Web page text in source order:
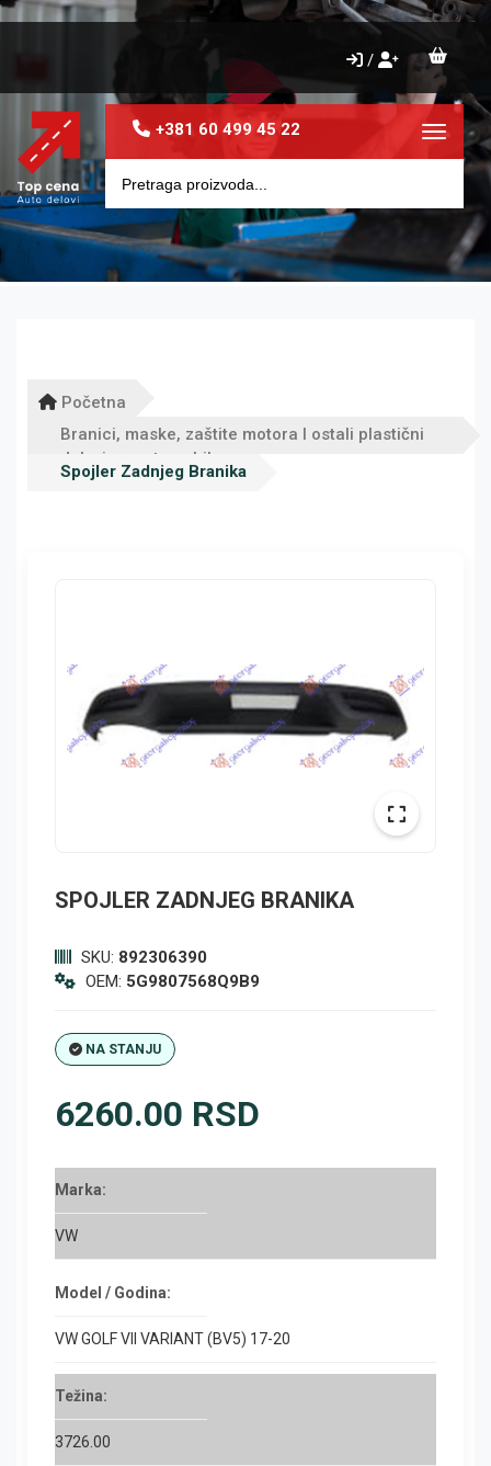
/
+381 60 499 45 22 Toggle
Početna
Branici, maske, zaštite motora I ostali plastični
delovi za automobile
Spojler Zadnjeg Branika
SPOJLER ZADNJEG BRANIKA
SKU: 892306390
OEM: 5G9807568Q9B9
NA STANJU
6260.00 RSD
Marka:
VW
Model / Godina:
VW GOLF VII VARIANT (BV5) 17-20
Težina:
3726.00